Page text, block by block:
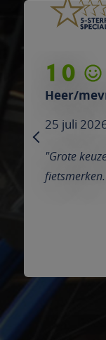
9
Heer/
25 juli
"We
vriendelijke